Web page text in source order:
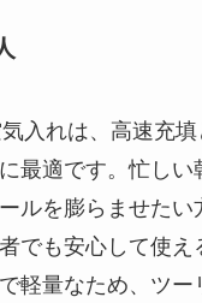
入れは、高速充
最適です。忙しい
ルを膨らませたい
でも安心して使え
軽量なため、ツー